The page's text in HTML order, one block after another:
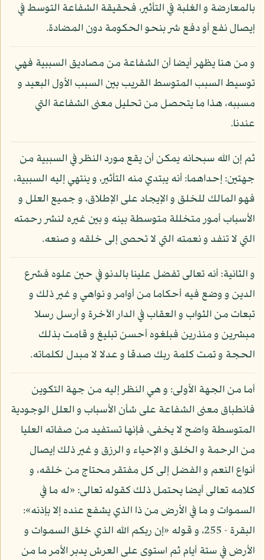
بالمعارضة و الغلبة في التأثير، فحقيقة الشفاعة التوسط في
إيصال نفع أو دفع شر بنحو الحكومة دون المضادة.
و من هنا يظهر أيضا أن الشفاعة من مصاديق السببية فهي
توسيط السبب المتوسط القريب بين السبب الأول البعيد و
مسببه، هذا ما يتحصل من تحليل معنى الشفاعة التي
عندنا.
ثم إن الله سبحانه يمكن أن يقع مورد النظر في السببية من
جهتين: إحداهما: أنه يبتدي منه التأثير، و ينتهي إليه السببية،
فهو المالك للخلق و الإيجاد على الإطلاق، و جميع العلل و
الأسباب أمور متخللة متوسطة بينه و بين غيره لنشر رحمته
التي لا تنفد و نعمته التي لا تحصى إلى خلقه و صنعه.
و الثانية: أنه تعالى تفضل علينا بالدنو في حين علوه فشرع
الدين و وضع فيه أحكاما من أوامر و نواهي و غير ذلك و
تبعات من الثواب و العقاب في الدار الآخرة و أرسل رسلا
مبشرين و منذرين فبلغوه أحسن تبليغ و قامت بذلك
الحجة و تمت كلمة ربك صدقا و عدلا لا مبدل لكلماته.
أما من الجهة الأولى: و هي النظر إليه من جهة التكوين
فانطباق معنى الشفاعة على شأن الأسباب و العلل الوجودية
المتوسطة واضح لا يخفى، فإنها تستفيد من صفاته العليا
من الرحمة و الخلق و الإحياء و الرزق و غير ذلك إيصال
أنواع النعم و الفضل إلى كل مفتقر محتاج من خلقه، و
كلامه تعالى أيضا يحتمل ذلك كقوله تعالى: «له ما في
السموات و ما في الأرض من ذا الذي يشفع عنده إلا بإذنه»:
البقرة - 255، و قوله «إن ربكم الله الذي خلق السموات و
الأرض في ستة أيام ثم استوى على العرش يدبر الأمر ما من